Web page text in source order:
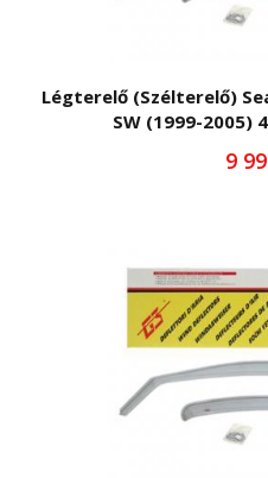
Légterelő (Szélterelő)
SW (1999-2005)
9